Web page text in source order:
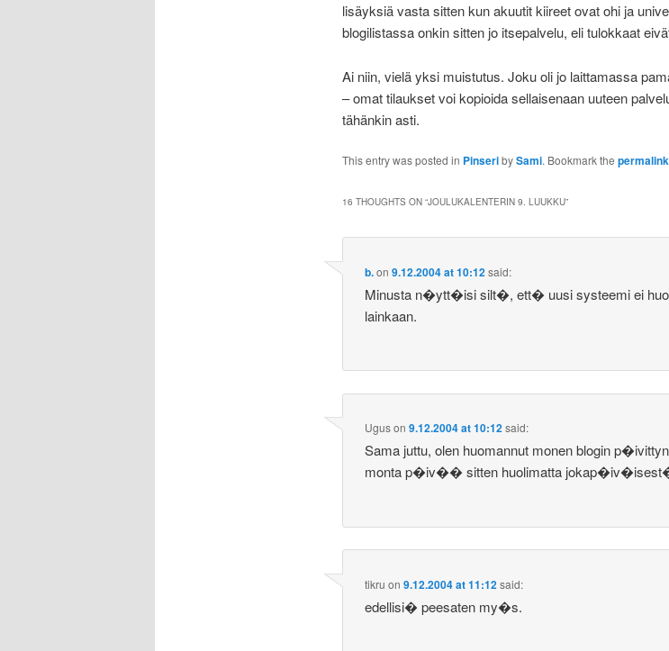
lisäyksiä vasta sitten kun akuutit kiireet ovat ohi ja
blogilistassa onkin sitten jo itsepalvelu, eli tulokkaat
Ai niin, vielä yksi muistutus. Joku oli jo laittamassa
– omat tilaukset voi kopioida sellaisenaan uuteen
tähänkin asti.
This entry was posted in PinseribySami. Bookmark the permalink
16 THOUGHTS ON “JOULUKALENTERIN 9. LUUKKU”
b.on9.12.2004 at 10:12said:
Minusta n�ytt�isi silt�, ett� uusi systeemi ei
lainkaan.
Uguson9.12.2004 at 10:12said:
Sama juttu, olen huomannut monen blogin
monta p�iv�� sitten huolimatta
tikru on9.12.2004 at 11:12said:
edellisi� peesaten my�s.